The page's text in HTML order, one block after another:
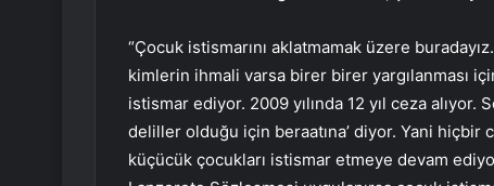
“Çocuk istismarını aklatmamak üzere
kimlerin ihmali varsa birer birer yargılanması
istismar ediyor. 2009 yılında 12 yıl ceza
deliller olduğu için beraatına’ diyor. Yani
küçücük çocukları istismar etmeye devam